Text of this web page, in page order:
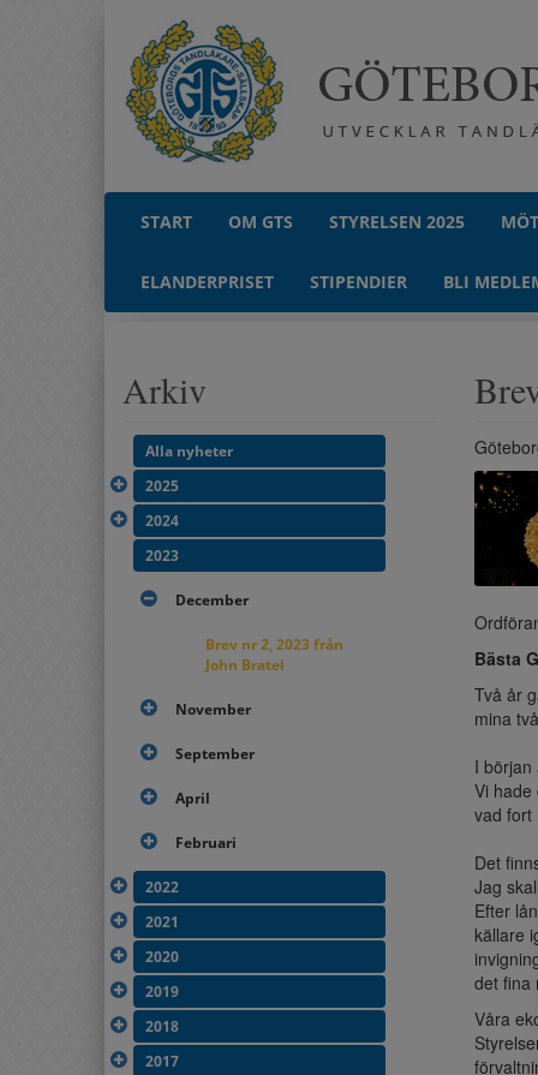
START OM GTS STYRELSEN 2025
ELANDERPRISET STIPENDIER BLI
Arkiv
Alla nyheter
2025
2024
2023
December
Brev nr 2, 2023 från
John Bratel
November
September
April
Februari
2022
2021
2020
2019
2018
2017
Bästa
Två år
mina
I början
Vi hade
vad fort
Det
Jag
Efter
källare
det fina
Våra